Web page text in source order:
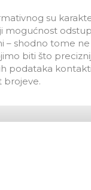
su
mogućnost
– shodno tome
biti što
podataka
brojeve.